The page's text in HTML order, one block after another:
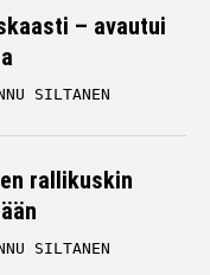
– avautui
SILTANEN
rallikuskin
SILTANEN